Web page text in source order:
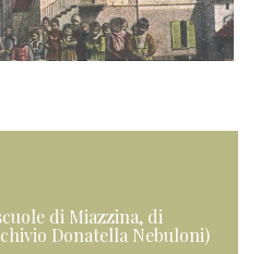
di Miazzina, di
Donatella Nebuloni)